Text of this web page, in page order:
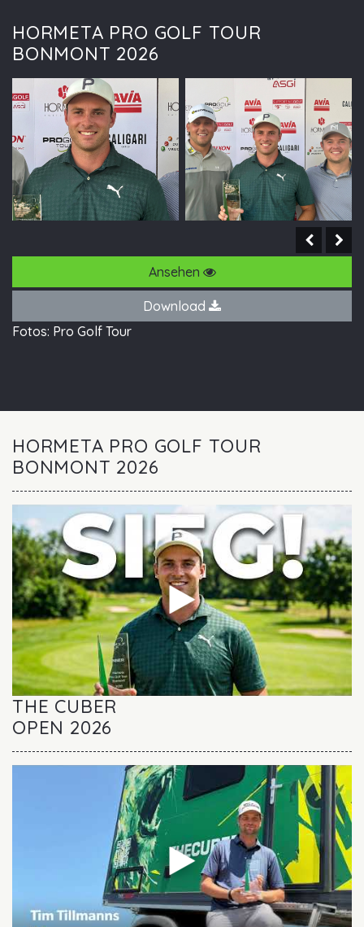
HORMETA PRO GOLF TOUR
BONMONT 2026
Ansehen
Download
Fotos: Pro Golf Tour
HORMETA PRO GOLF TOUR
BONMONT 2026
THE CUBER
OPEN 2026